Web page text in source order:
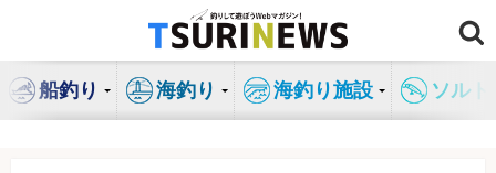
ン
船釣り 海釣り 海釣り施設 ソル